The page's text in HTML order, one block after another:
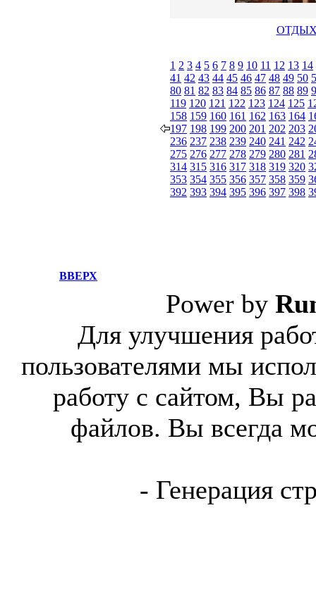
1 2 3 4 5 6 7 8 9 10 11 12 13 14
41 42 43 44 45 46 47 48 49 50
80 81 82 83 84 85 86 87 88 89
119 120 121 122 123 124 125
158 159 160 161 162 163 164
197 198 199 200 201 202 203
236 237 238 239 240 241 242
275 276 277 278 279 280 281
314 315 316 317 318 319 320
353 354 355 356 357 358 359
392 393 394 395 396 397 398
ВВЕРХ
Power by
Для улучшения
пользователями мы
работу с сайтом, Вы
файлов. Вы всегда
- Генерация